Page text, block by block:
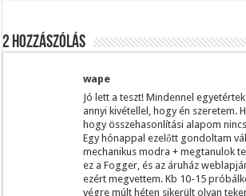
2 hozzászólás
wape
Jó lett a teszt! Mindennel
annyi kivétellel, hogy én szeretem.
hogy összehasonlítási alapom
Egy hónappal ezelőtt gondoltam
mechanikus modra + megtanulok
ez a Fogger, és az áruház
ezért megvettem. Kb 10-15
végre múlt héten sikerült olyan